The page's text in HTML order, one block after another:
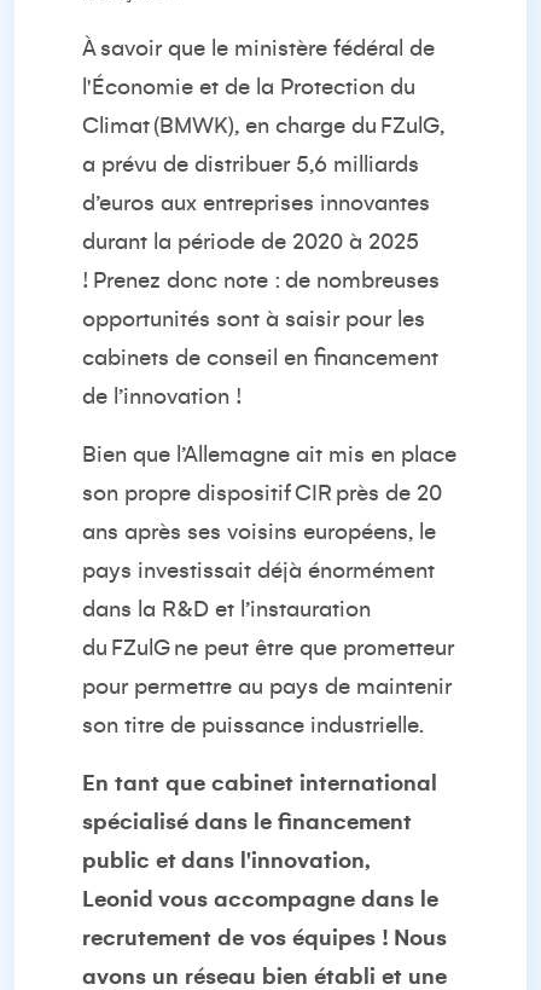
À savoir que le ministère fédéral de
l'Économie et de la Protection du
Climat (BMWK), en charge du FZul G,
a prévu de distribuer 5,6 milliards
d’euros aux entreprises innovantes
durant la période de 2020 à 2025
! Prenez donc note : de nombreuses
opportunités sont à saisir pour les
cabinets de conseil en financement
de l’innovation !
Bien que l’Allemagne ait mis en place
son propre dispositifCIR près de 20
ans après ses voisins européens, le
pays investissait déjà énormément
dans la R&D et l’instauration
du FZul G ne peut être que prometteur
pour permettre au pays de maintenir
son titre de puissance industrielle.
En tant que cabinet international
spécialisé dans le financement
public et dans l'innovation,
Leonid vous accompagne dans le
recrutement de vos équipes ! Nous
avons un réseau bien établi et une